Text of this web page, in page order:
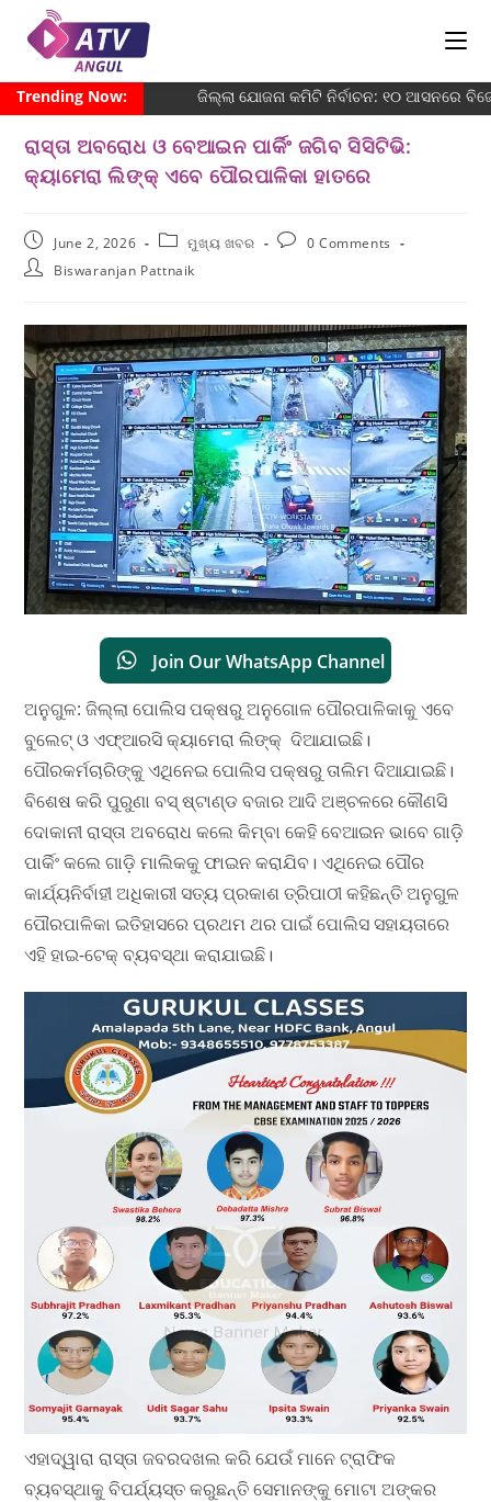
Trending Now: ଜିଲ୍ଲା ଯୋଜନା କମିଟି ନିର୍ବାଚନ: ୧୦ ଆସନରେ
ରାସ୍ତା ଅବରୋଧ ଓ ବେଆଇନ ପାର୍କିଂ ଜଗିବ ସିସିଟିଭି:
କ୍ୟାମେରା ଲିଙ୍କ୍ ଏବେ ପୌରପାଳିକା ହାତରେ
June 2, 2026 ମୁଖ୍ୟ ଖବର
0 Comments
Biswaranjan Pattnaik
Join Our WhatsApp Channel
ଅନୁଗୁଳ: ଜିଲ୍ଲା ପୋଲିସ ପକ୍ଷରୁ ଅନୁଗୋଳ ପୌରପାଳିକାକୁ ଏବେ
ବୁଲେଟ୍ ଓ ଏଫ୍ଆରସି କ୍ୟାମେରା ଲିଙ୍କ୍ ଦିଆଯାଇଛି।
ପୌରକର୍ମଚାରିଙ୍କୁ ଏଥିନେଇ ପୋଲିସ ପକ୍ଷରୁ ତାଲିମ ଦିଆଯାଇଛି।
ବିଶେଷ କରି ପୁରୁଣା ବସ୍ ଷ୍ଟାଣ୍ଡ ବଜାର ଆଦି ଅଞ୍ଚଳରେ କୌଣସି
ଦୋକାନୀ ରାସ୍ତା ଅବରୋଧ କଲେ କିମ୍ବା କେହି ବେଆଇନ ଭାବେ ଗାଡ଼ି
ପାର୍କିଂ କଲେ ଗାଡ଼ି ମାଲିକକୁ ଫାଇନ କରାଯିବ। ଏଥିନେଇ ପୌର
କାର୍ଯ୍ୟନିର୍ବାହୀ ଅଧିକାରୀ ସତ୍ୟ ପ୍ରକାଶ ତ୍ରିପାଠୀ କହିଛନ୍ତି ଅନୁଗୁଳ
ପୌରପାଳିକା ଇତିହାସରେ ପ୍ରଥମ ଥର ପାଇଁ ପୋଲିସ ସହାୟତାରେ
ଏହି ହାଇ-ଟେକ୍ ବ୍ୟବସ୍ଥା କରାଯାଇଛି।
ଏହାଦ୍ୱାରା ରାସ୍ତା ଜବରଦଖଲ କରି ଯେଉଁ ମାନେ ଟ୍ରାଫିକ
ବ୍ୟବସ୍ଥାକୁ ବିପର୍ଯ୍ୟସ୍ତ କରୁଛନ୍ତି ସେମାନଙ୍କୁ ମୋଟା ଅଙ୍କର